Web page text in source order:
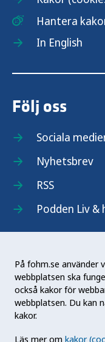
På fohm.se använder
webbplatsen ska
också kakor för
webbplatsen. Du kan
kakor.
Läs mer om kakor
Hantera
In English
Följ oss
Sociala
Nyhetsbrev
RSS
Podden Liv &
folkhälsa. Det gör